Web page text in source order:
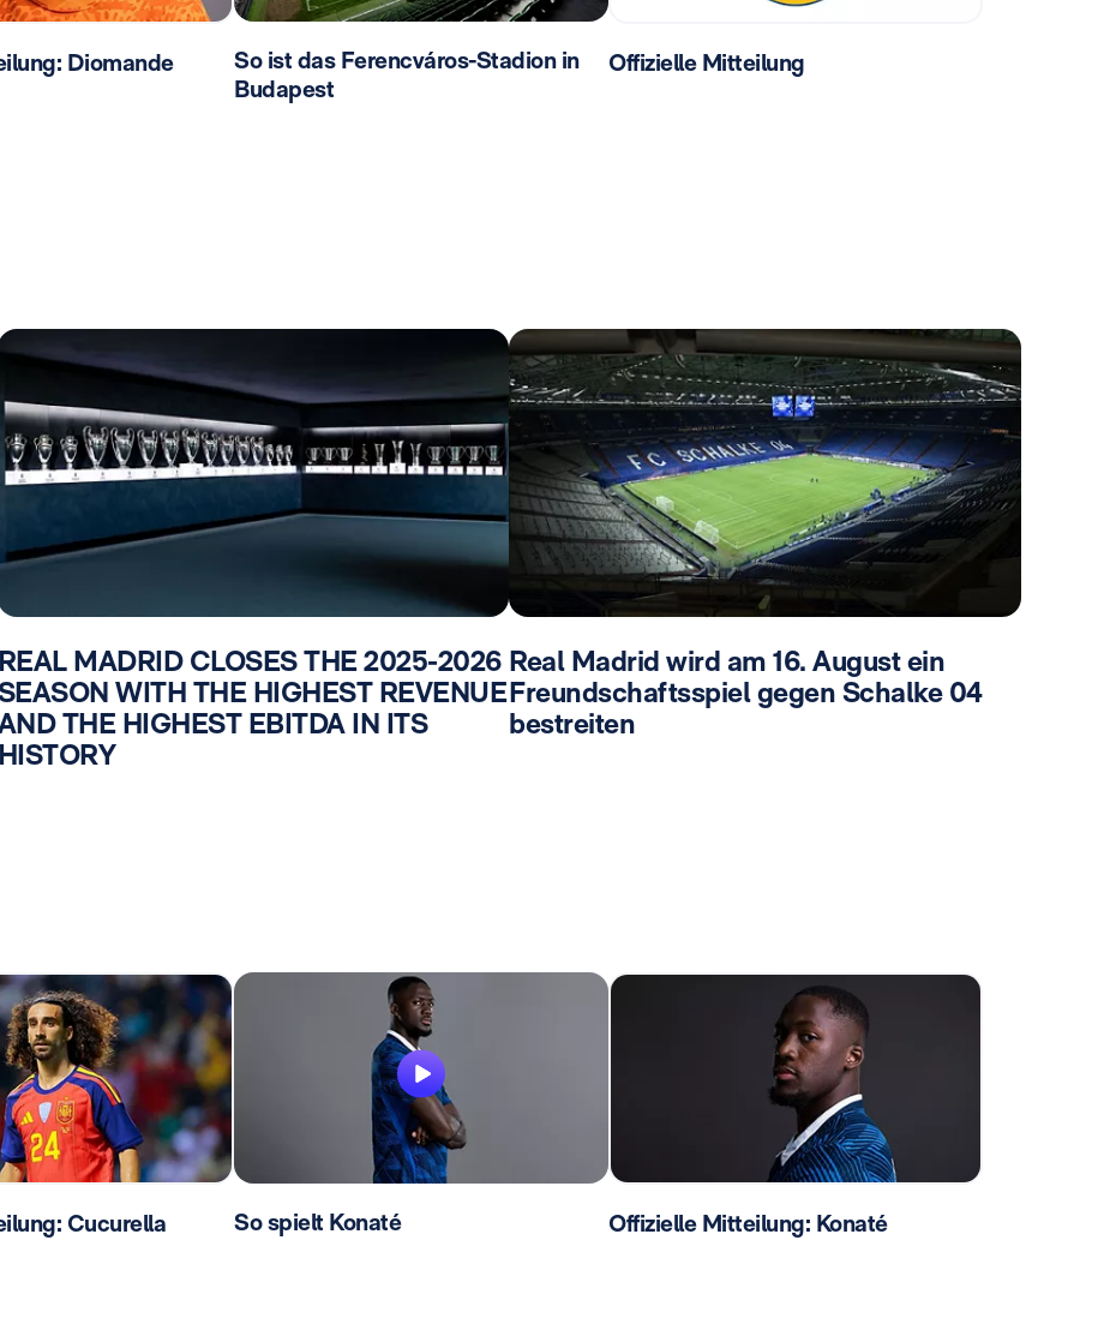
Diomande
So ist das Ferencváros-Stadion in
Budapest
Offizielle Mitteilung
REAL MADRID CLOSES THE 2025-2026
WITH THE HIGHEST REVENUE
THE HIGHEST EBITDA IN ITS
HISTORY
Real Madrid wird am 16. August ein
Freundschaftsspiel gegen Schalke 04
bestreiten
Cucurella So spielt Konaté Offizielle Mitteilung: Konaté